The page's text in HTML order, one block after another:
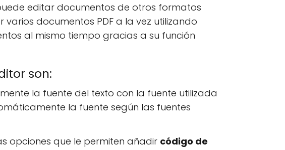
editar documentos de otros formatos
varios documentos PDF a la vez utilizando
al mismo tiempo gracias a su función
son:
la fuente del texto con la fuente utilizada
la fuente según las fuentes
opciones que le permiten añadir código de